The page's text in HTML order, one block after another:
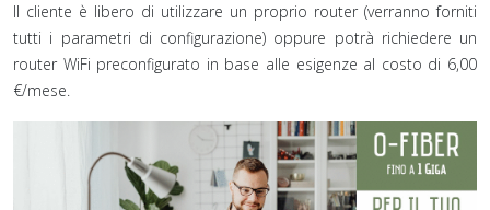
Il cliente è libero di utilizzare un proprio router (verranno forniti
tutti i parametri di configurazione) oppure potrà richiedere un
router WiFi preconfigurato in base alle esigenze al costo di 6,00
€/mese.